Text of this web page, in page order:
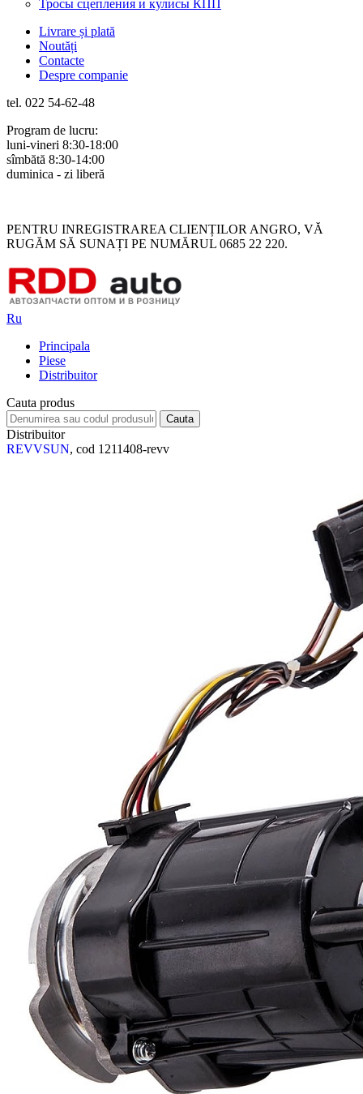
Тросы сцепления и кулисы КПП
Livrare și plată
Noutăți
Contacte
Despre companie
tel. 022 54-62-48
Program de lucru:
luni-vineri 8:30-18:00
sîmbătă 8:30-14:00
duminica - zi liberă
PENTRU INREGISTRAREA CLIENȚILOR ANGRO, VĂ
RUGĂM SĂ SUNAȚI PE NUMĂRUL 0685 22 220.
Ru
Principala
Piese
Distribuitor
Cauta produs
Distribuitor
REVVSUN, cod 1211408-revv